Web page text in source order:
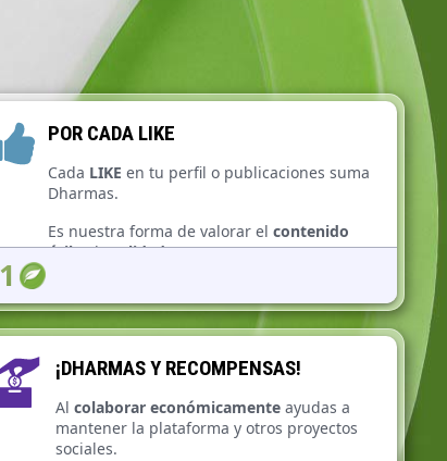
POR CADA LIKE
Cada LIKE en tu perfil o publicaciones suma
Dharmas.
Es nuestra forma de valorar el contenido
útily decalidad.
¡DHARMAS Y RECOMPENSAS!
Al colaborar económicamenteayudas a
mantener la plataforma y otros proyectos
sociales.